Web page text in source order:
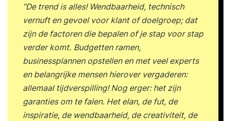
verkoopplan opstellen om klanten te bereiken en
omzet te genereren. Daarnaast behandel je
organisatie en managementstructuur, zodat
duidelijk is wie verantwoordelijk is en hoe
processen worden georganiseerd, en stel je een
financieel plan en begroting op voor een solide
basis en inzicht in investeringen en rendement.
Juridische structuur en bedrijfsformules komen
aan bod om risico’s te beperken, terwijl
“De trend is alles! Wendbaarheid, technisch
vernuft en gevoel voor klant of doelgroep; dat
zijn de factoren die bepalen of je stap voor stap
verder komt. Budgetten ramen,
businessplannen opstellen en met veel experts
en belangrijke mensen hierover vergaderen:
allemaal tijdverspilling! Nog erger: het zijn
garanties om te falen. Het elan, de fut, de
inspiratie, de wendbaarheid, de creativiteit, de